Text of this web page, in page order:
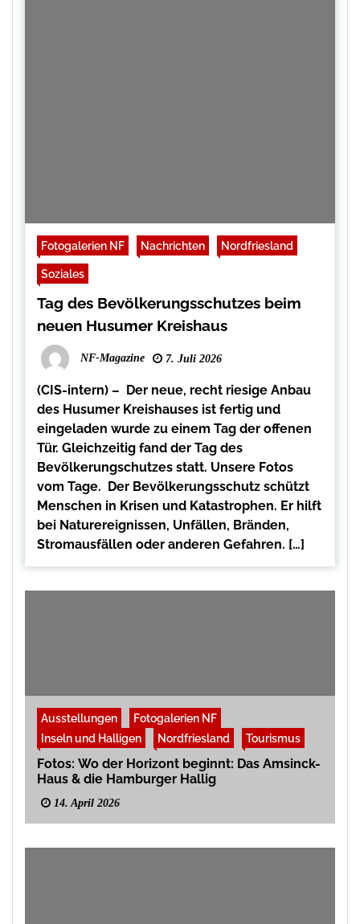
Fotogalerien NF Nachrichten Nordfriesland
Soziales
Tag des Bevölkerungsschutzes beim
neuen Husumer Kreishaus
NF-Magazine 7. Juli 2026
(CIS-intern) – Der neue, recht riesige Anbau
des Husumer Kreishauses ist fertig und
eingeladen wurde zu einem Tag der offenen
Tür. Gleichzeitig fand der Tag des
Bevölkerungschutzes statt. Unsere Fotos
vom Tage. Der Bevölkerungsschutz schützt
Menschen in Krisen und Katastrophen. Er hilft
bei Naturereignissen, Unfällen, Bränden,
Stromausfällen oder anderen Gefahren. […]
Ausstellungen
Fotogalerien NF
Inseln und Halligen
Nordfriesland Tourismus
Fotos: Wo der Horizont beginnt: Das Amsinck-
Haus & die Hamburger Hallig
14. April 2026